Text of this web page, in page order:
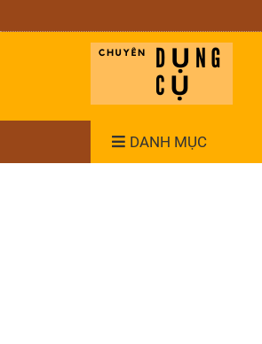
DANH MỤC